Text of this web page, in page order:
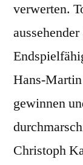
verwerten.
Hans-
gewinnen
Christoph